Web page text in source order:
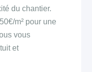
du chantier.
m² pour une
vous
et